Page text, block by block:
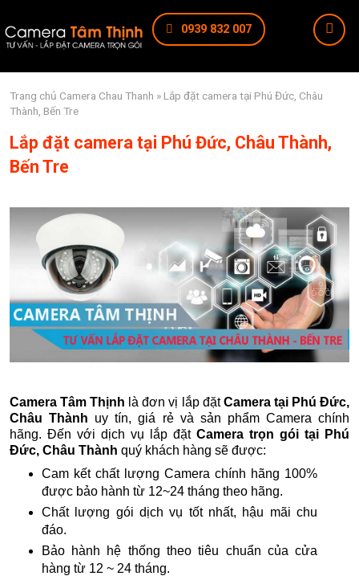
0939 832 007
Trang chủ Camera Chau Thanh » Lắp đặt camera tại Phú Đức, Châu
Thành, Bến Tre
Lắp đặt camera tại Phú Đức, Châu Thành,
Bến Tre
Camera Tâm Thịnh là đơn vị lắp đặtCamera tại Phú Đức,
Châu Thành uy tín, giá rẻ và sản phẩm Camera chính
hãng. Đến với dịch vụ lắp đặt Camera trọn gói tại Phú
Đức, Châu Thành quý khách hàng sẽ được:
Cam kết chất lượng Camera chính hãng 100%
được bảo hành từ 12~24 tháng theo hãng.
Chất lượng gói dịch vụ tốt nhất, hậu mãi chu
đáo.
Bảo hành hệ thống theo tiêu chuẩn của cửa
hàng từ 12 ~ 24 tháng.